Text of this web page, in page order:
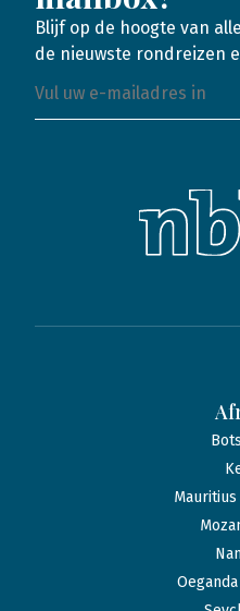
Blijf op de hoogte van
de nieuwste rondreizen